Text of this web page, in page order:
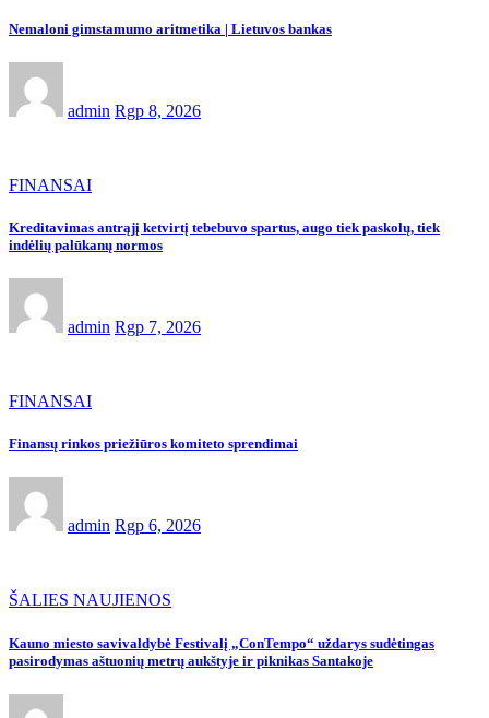
Nemaloni gimstamumo aritmetika | Lietuvos bankas
admin Rgp 8, 2026
FINANSAI
Kreditavimas antrąjį ketvirtį tebebuvo spartus, augo tiek paskolų, tiek
indėlių palūkanų normos
admin Rgp 7, 2026
FINANSAI
Finansų rinkos priežiūros komiteto sprendimai
admin Rgp 6, 2026
ŠALIES NAUJIENOS
Kauno miesto savivaldybė Festivalį „ConTempo“ uždarys sudėtingas
pasirodymas aštuonių metrų aukštyje ir piknikas Santakoje